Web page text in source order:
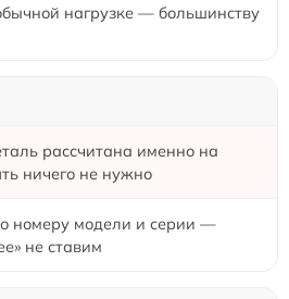
нагрузке — большинству
рассчитана именно на
ничего не нужно
номеру модели и серии —
не ставим